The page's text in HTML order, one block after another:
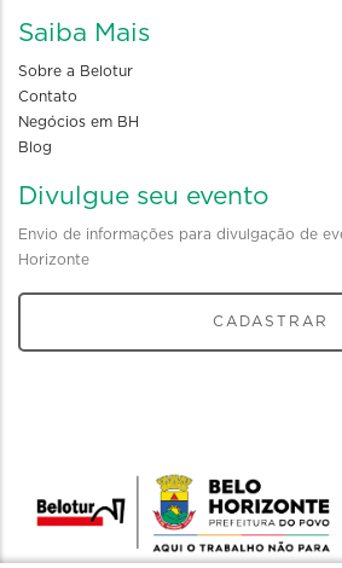
Saiba Mais
Sobre a Belotur
Contato
Negócios em BH
Blog
Divulgue seu evento
Envio de informações para divulgação de
Horizonte
CADASTRAR